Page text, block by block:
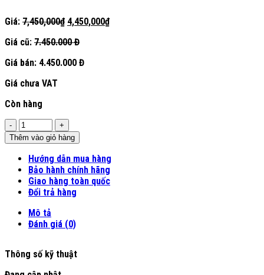
Giá: 7,450,000₫ Giá
là:
4,450,000₫Giá
Giá cũ: 7.450.000 Đ
Giá bán: 4.450.000 Đ
Giá chưa VAT
Còn hàng
Số
lượng
Thêm vào giỏ hàng
Hướng dẫn mua hàng
Bảo hành chính hãng
Giao hàng toàn quốc
Đổi trả hàng
Mô tả
Đánh giá (0)
Thông số kỹ thuật